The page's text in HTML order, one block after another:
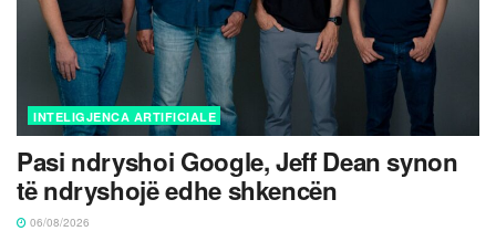
INTELIGJENCA ARTIFICIALE
Pasi ndryshoi Google, Jeff Dean synon
të ndryshojë edhe shkencën
06/08/2026